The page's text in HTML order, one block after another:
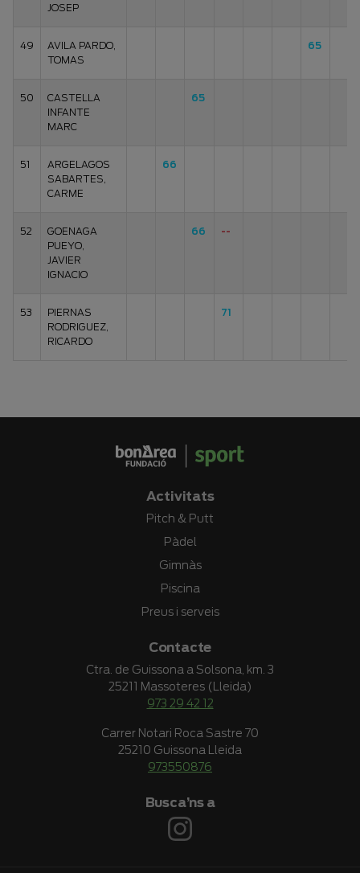
JOSEP
49
AVILA PARDO,
TOMAS
65
50
CASTELLA
INFANTE
MARC
65
51
ARGELAGOS
SABARTES,
CARME
66
52
GOENAGA
PUEYO,
JAVIER
IGNACIO
66 --
53
PIERNAS
RODRIGUEZ,
RICARDO
71
Activitats
Pitch & Putt
Pàdel
Gimnàs
Piscina
Preus i serveis
Contacte
Ctra. de Guissona a Solsona, km. 3
25211 Massoteres (Lleida)
973 29 42 12
Carrer Notari Roca Sastre 70
25210 Guissona Lleida
973550876
Busca’ns a